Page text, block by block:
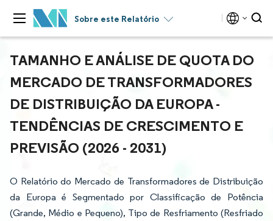
Sobre este Relatório
TAMANHO E ANÁLISE DE QUOTA DO
MERCADO DE TRANSFORMADORES
DE DISTRIBUIÇÃO DA EUROPA -
TENDÊNCIAS DE CRESCIMENTO E
PREVISÃO (2026 - 2031)
O Relatório do Mercado de Transformadores de Distribuição
da Europa é Segmentado por Classificação de Potência
(Grande, Médio e Pequeno), Tipo de Resfriamento (Resfriado